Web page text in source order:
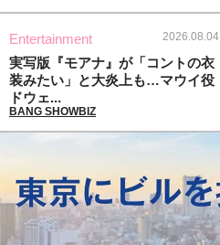
Entertainment 2026.08.04
実写版『モアナ』が「コントの衣
装みたい」と大炎上も…マウイ役
ドウェ...
BANG SHOWBIZ